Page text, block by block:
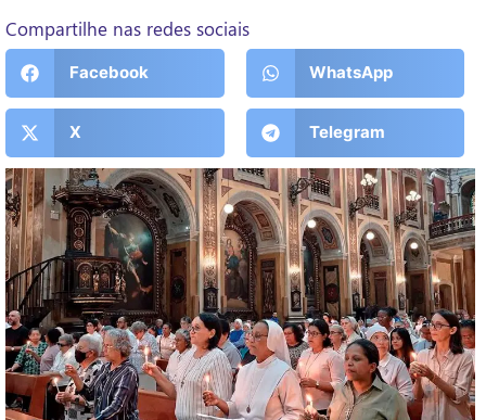
Compartilhe nas redes sociais
Facebook WhatsApp
X Telegram